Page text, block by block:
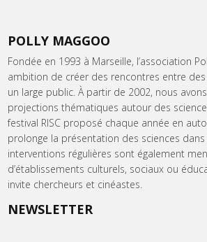
POLLY MAGGOO
Fondée en 1993 à Marseille, l’association
ambition de créer des rencontres entre
un large public. À partir de 2002, nous
projections thématiques autour des
festival RISC proposé chaque année en
prolonge la présentation des sciences dans
interventions régulières sont également
d’établissements culturels, sociaux ou
invite chercheurs et cinéastes.
NEWSLETTER